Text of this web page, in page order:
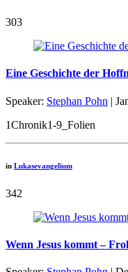
303
Eine Geschichte der
Speaker: Stephan Pohn |
1Chronik1-9_Folien
in Lukasevangelium
342
Wenn Jesus kommt –